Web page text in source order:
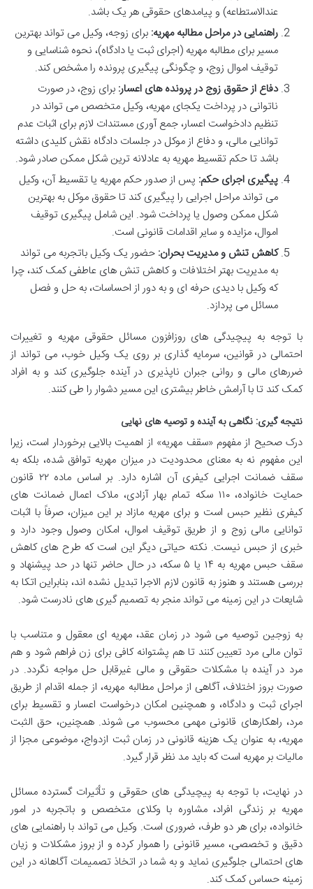
عندالاستطاعه) و پیامدهای حقوقی هر یک باشد.
راهنمایی در مراحل مطالبه مهریه: برای زوجه، وکیل می تواند بهترین
مسیر برای مطالبه مهریه (اجرای ثبت یا دادگاه)، نحوه شناسایی و
توقیف اموال زوج، و چگونگی پیگیری پرونده را مشخص کند.
دفاع از حقوق زوج در پرونده های اعسار: برای زوج، در صورت
ناتوانی در پرداخت یکجای مهریه، وکیل متخصص می تواند در
تنظیم دادخواست اعسار، جمع آوری مستندات لازم برای اثبات عدم
توانایی مالی، و دفاع از موکل در جلسات دادگاه نقش کلیدی داشته
باشد تا حکم تقسیط مهریه به عادلانه ترین شکل ممکن صادر شود.
پیگیری اجرای حکم: پس از صدور حکم مهریه یا تقسیط آن، وکیل
می تواند مراحل اجرایی را پیگیری کند تا حقوق موکل به بهترین
شکل ممکن وصول یا پرداخت شود. این شامل پیگیری توقیف
اموال، مزایده و سایر اقدامات قانونی است.
کاهش تنش و مدیریت بحران: حضور یک وکیل باتجربه می تواند
به مدیریت بهتر اختلافات و کاهش تنش های عاطفی کمک کند، چرا
که وکیل با دیدی حرفه ای و به دور از احساسات، به حل و فصل
مسائل می پردازد.
با توجه به پیچیدگی های روزافزون مسائل حقوقی مهریه و تغییرات
احتمالی در قوانین، سرمایه گذاری بر روی یک وکیل خوب، می تواند از
ضررهای مالی و روانی جبران ناپذیری در آینده جلوگیری کند و به افراد
کمک کند تا با آرامش خاطر بیشتری این مسیر دشوار را طی کنند.
نتیجه گیری: نگاهی به آینده و توصیه های نهایی
درک صحیح از مفهوم «سقف مهریه» از اهمیت بالایی برخوردار است، زیرا
این مفهوم نه به معنای محدودیت در میزان مهریه توافق شده، بلکه به
سقف ضمانت اجرایی کیفری آن اشاره دارد. بر اساس ماده ۲۲ قانون
حمایت خانواده، ۱۱۰ سکه تمام بهار آزادی، ملاک اعمال ضمانت های
کیفری نظیر حبس است و برای مهریه مازاد بر این میزان، صرفاً با اثبات
توانایی مالی زوج و از طریق توقیف اموال، امکان وصول وجود دارد و
خبری از حبس نیست. نکته حیاتی دیگر این است که طرح های کاهش
سقف حبس مهریه به ۱۴ یا ۵ سکه، در حال حاضر تنها در حد پیشنهاد و
بررسی هستند و هنوز به قانون لازم الاجرا تبدیل نشده اند، بنابراین اتکا به
شایعات در این زمینه می تواند منجر به تصمیم گیری های نادرست شود.
به زوجین توصیه می شود در زمان عقد، مهریه ای معقول و متناسب با
توان مالی مرد تعیین کنند تا هم پشتوانه کافی برای زن فراهم شود و هم
مرد در آینده با مشکلات حقوقی و مالی غیرقابل حل مواجه نگردد. در
صورت بروز اختلاف، آگاهی از مراحل مطالبه مهریه، از جمله اقدام از طریق
اجرای ثبت و دادگاه، و همچنین امکان درخواست اعسار و تقسیط برای
مرد، راهکارهای قانونی مهمی محسوب می شوند. همچنین، حق الثبت
مهریه، به عنوان یک هزینه قانونی در زمان ثبت ازدواج، موضوعی مجزا از
مالیات بر مهریه است که باید مد نظر قرار گیرد.
در نهایت، با توجه به پیچیدگی های حقوقی و تأثیرات گسترده مسائل
مهریه بر زندگی افراد، مشاوره با وکلای متخصص و باتجربه در امور
خانواده، برای هر دو طرف، ضروری است. وکیل می تواند با راهنمایی های
دقیق و تخصصی، مسیر قانونی را هموار کرده و از بروز مشکلات و زیان
های احتمالی جلوگیری نماید و به شما در اتخاذ تصمیمات آگاهانه در این
زمینه حساس کمک کند.